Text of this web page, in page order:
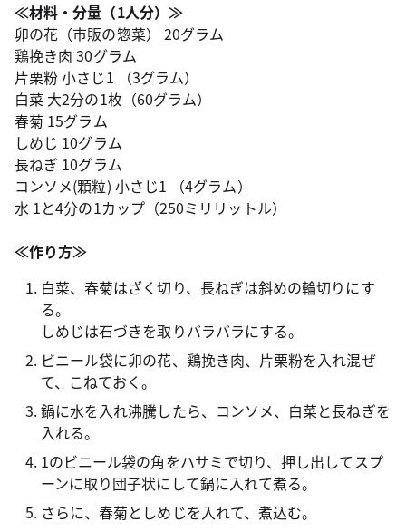
≪材料・分量（1人分）≫
卯の花（市販の惣菜） 20グラム
鶏挽き肉 30グラム
片栗粉 小さじ1 （3グラム）
白菜 大2分の1枚（60グラム）
春菊 15グラム
しめじ 10グラム
長ねぎ 10グラム
コンソメ(顆粒) 小さじ1 （4グラム）
水 1と4分の1カップ（250ミリリットル）
≪作り方≫
白菜、春菊はざく切り、長ねぎは斜めの輪切りにす
る。
しめじは石づきを取りバラバラにする。
ビニール袋に卯の花、鶏挽き肉、片栗粉を入れ混ぜ
て、こねておく。
鍋に水を入れ沸騰したら、コンソメ、白菜と長ねぎを
入れる。
1のビニール袋の角をハサミで切り、押し出してスプ
ーンに取り団子状にして鍋に入れて煮る。
さらに、春菊としめじを入れて、煮込む。